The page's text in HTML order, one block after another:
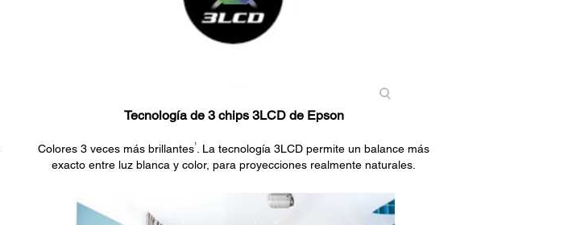
Tecnología de 3 chips 3LCD de Epson
Colores 3 veces más brillantes1
. La tecnología 3LCD permite un balance más
exacto entre luz blanca y color, para proyecciones realmente naturales.